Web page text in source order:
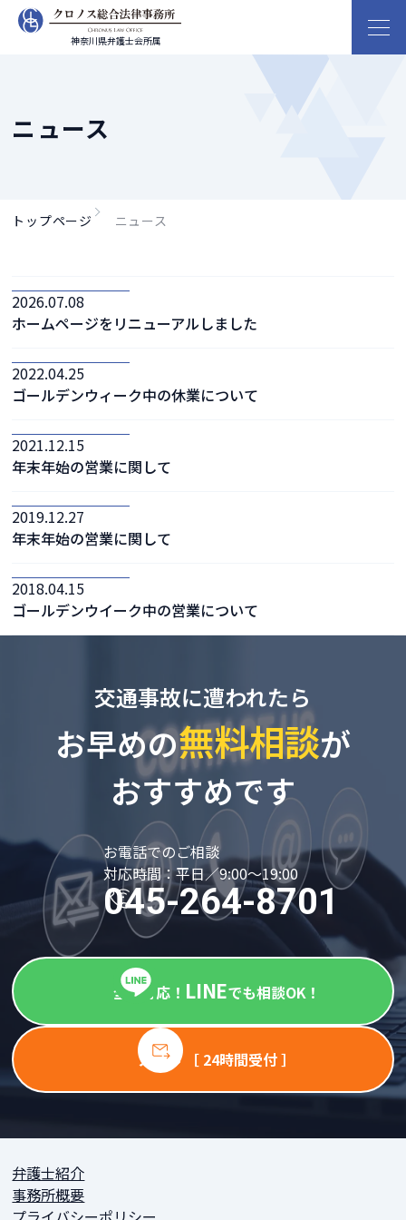
神奈川県弁護士会所属
ニュース
トップページ ニュース
2026.07.08
ホームページをリニューアルしました
2022.04.25
ゴールデンウィーク中の休業について
2021.12.15
年末年始の営業に関して
2019.12.27
年末年始の営業に関して
2018.04.15
ゴールデンウイーク中の営業について
交通事故に遭われたら
お早めの無料相談が
おすすめです
お電話でのご相談
対応時間：平日／9:00～19:00
045-264-8701
全国対応！ LINEでも相談OK！
メール ［ 24時間受付 ］
弁護士紹介
事務所概要